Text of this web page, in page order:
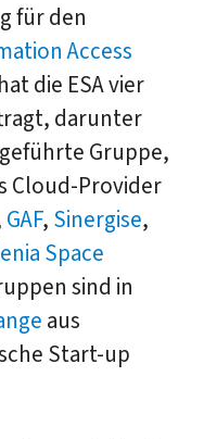
für den
Access
die ESA vier
darunter
geführte Gruppe,
Cloud-Provider
GAF, Sinergise,
Space
sind in
aus
Start-up